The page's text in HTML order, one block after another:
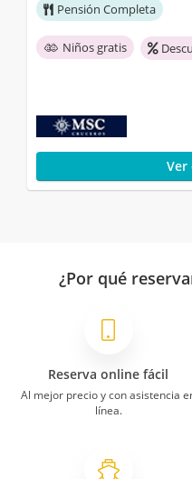
Pensión Completa
Niños gratis
Ver
¿Por qué
Reserva online fácil
Al mejor precio y con asistencia
línea.